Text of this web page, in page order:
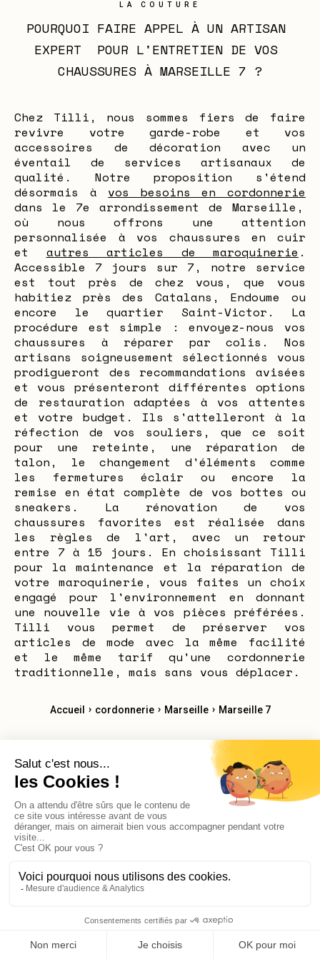
LA COUTURE
POURQUOI FAIRE APPEL À UN ARTISAN
EXPERT  POUR L'ENTRETIEN DE VOS
CHAUSSURES À MARSEILLE 7 ?
Chez Tilli, nous sommes fiers de faire
revivre votre garde-robe et vos
accessoires de décoration avec un
éventail de services artisanaux de
qualité. Notre proposition s'étend
désormais à vos besoins en cordonnerie
dans le 7e arrondissement de Marseille,
où nous offrons une attention
personnalisée à vos chaussures en cuir
et autres articles de maroquinerie .
Accessible 7 jours sur 7, notre service
est tout près de chez vous, que vous
habitiez près des Catalans, Endoume ou
encore le quartier Saint-Victor. La
procédure est simple : envoyez-nous vos
chaussures à réparer par colis. Nos
artisans soigneusement sélectionnés vous
prodigueront des recommandations avisées
et vous présenteront différentes options
de restauration adaptées à vos attentes
et votre budget. Ils s'attelleront à la
réfection de vos souliers, que ce soit
pour une reteinte, une réparation de
talon, le changement d'éléments comme
les fermetures éclair ou encore la
remise en état complète de vos bottes ou
sneakers. La rénovation de vos
chaussures favorites est réalisée dans
les règles de l'art, avec un retour
entre 7 à 15 jours. En choisissant Tilli
pour la maintenance et la réparation de
votre maroquinerie, vous faites un choix
engagé pour l'environnement en donnant
une nouvelle vie à vos pièces préférées.
Tilli vous permet de préserver vos
articles de mode avec la même facilité
et le même tarif qu'une cordonnerie
traditionnelle, mais sans vous déplacer.
Accueil › cordonnerie › Marseille › Marseille 7
Cordonnerie Marseille 2
Cordonnerie Marseille 4
Cordonnerie Marseille 5
Cordonnerie Marseille 7
Cordonnerie Marseille 8
Cordonnerie Marseille 10
Cordonnerie Marseille 11
© 2026 Reekom. Tous droits réservés.Mentions légales
Politique de confidentialité
Bonjour, avez-vous des questions?